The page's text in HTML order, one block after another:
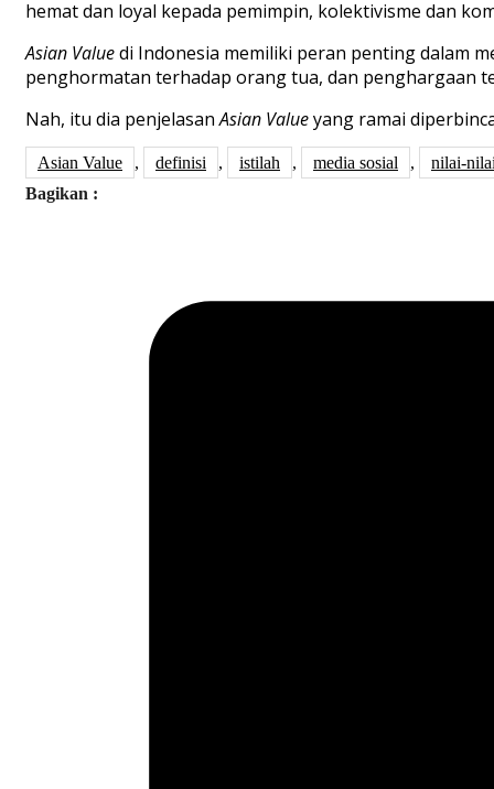
hematdan loyal kepada pemimpin, kolektivisme dan
Asian Valuedi Indonesia memiliki peran pentingdalam
penghormatan terhadap orangtua, dan penghargaan
Nah, itu dia penjelasan Asian Valueyang ramai
Asian Value , definisi , istilah , media sosial ,
nilai-
Bagikan :